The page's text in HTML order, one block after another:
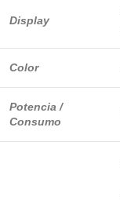
Display
Color
Potencia /
Consumo